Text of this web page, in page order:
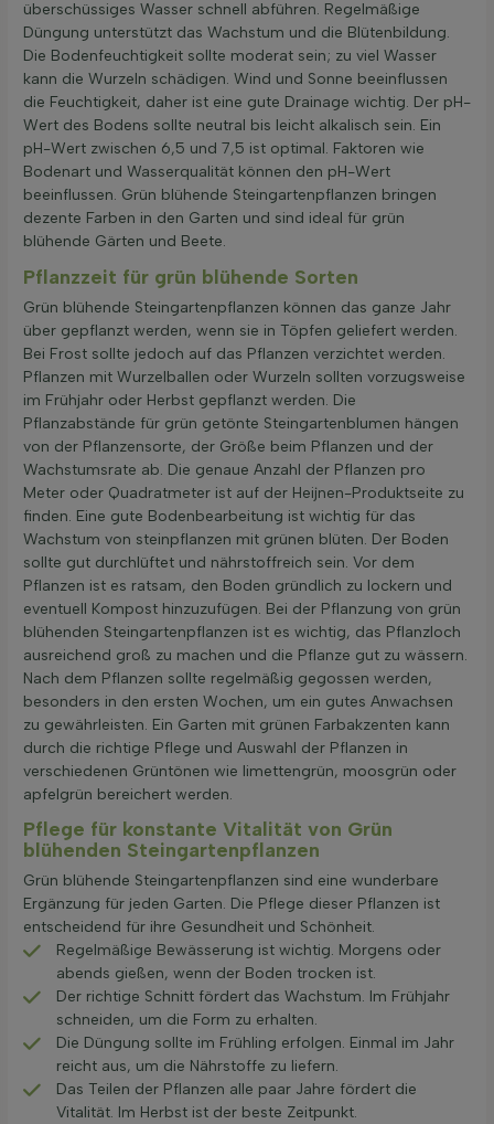
überschüssiges Wasser schnell abführen. Regelmäßige
Düngung unterstützt das Wachstum und die Blütenbildung.
Die Bodenfeuchtigkeit sollte moderat sein; zu viel Wasser
kann die Wurzeln schädigen. Wind und Sonne beeinflussen
die Feuchtigkeit, daher ist eine gute Drainage wichtig. Der pH-
Wert des Bodens sollte neutral bis leicht alkalisch sein. Ein
pH-Wert zwischen 6,5 und 7,5 ist optimal. Faktoren wie
Bodenart und Wasserqualität können den pH-Wert
beeinflussen. Grün blühende Steingartenpflanzen bringen
dezente Farben in den Garten und sind ideal für grün
blühende Gärten und Beete.
Pflanzzeit für grün blühende Sorten
Grün blühende Steingartenpflanzen können das ganze Jahr
über gepflanzt werden, wenn sie in Töpfen geliefert werden.
Bei Frost sollte jedoch auf das Pflanzen verzichtet werden.
Pflanzen mit Wurzelballen oder Wurzeln sollten vorzugsweise
im Frühjahr oder Herbst gepflanzt werden. Die
Pflanzabstände für grün getönte Steingartenblumen hängen
von der Pflanzensorte, der Größe beim Pflanzen und der
Wachstumsrate ab. Die genaue Anzahl der Pflanzen pro
Meter oder Quadratmeter ist auf der Heijnen-Produktseite zu
finden. Eine gute Bodenbearbeitung ist wichtig für das
Wachstum von steinpflanzen mit grünen blüten. Der Boden
sollte gut durchlüftet und nährstoffreich sein. Vor dem
Pflanzen ist es ratsam, den Boden gründlich zu lockern und
eventuell Kompost hinzuzufügen. Bei der Pflanzung von grün
blühenden Steingartenpflanzen ist es wichtig, das Pflanzloch
ausreichend groß zu machen und die Pflanze gut zu wässern.
Nach dem Pflanzen sollte regelmäßig gegossen werden,
besonders in den ersten Wochen, um ein gutes Anwachsen
zu gewährleisten. Ein Garten mit grünen Farbakzenten kann
durch die richtige Pflege und Auswahl der Pflanzen in
verschiedenen Grüntönen wie limettengrün, moosgrün oder
apfelgrün bereichert werden.
Pflege für konstante Vitalität von Grün
blühenden Steingartenpflanzen
Grün blühende Steingartenpflanzen sind eine wunderbare
Ergänzung für jeden Garten. Die Pflege dieser Pflanzen ist
entscheidend für ihre Gesundheit und Schönheit.
Regelmäßige Bewässerung ist wichtig. Morgens oder
abends gießen, wenn der Boden trocken ist.
Der richtige Schnitt fördert das Wachstum. Im Frühjahr
schneiden, um die Form zu erhalten.
Die Düngung sollte im Frühling erfolgen. Einmal im Jahr
reicht aus, um die Nährstoffe zu liefern.
Das Teilen der Pflanzen alle paar Jahre fördert die
Vitalität. Im Herbst ist der beste Zeitpunkt.